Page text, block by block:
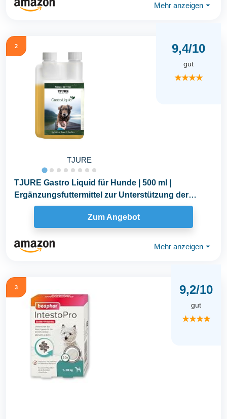
Mehr anzeigen ⏷
2
TJURE
9,4/10
gut
★★★★
TJURE Gastro Liquid für Hunde | 500 ml |
Ergänzungsfuttermittel zur Unterstützung der
normalen...
Zum Angebot
Mehr anzeigen ⏷
3 9,2/10
gut
★★★★